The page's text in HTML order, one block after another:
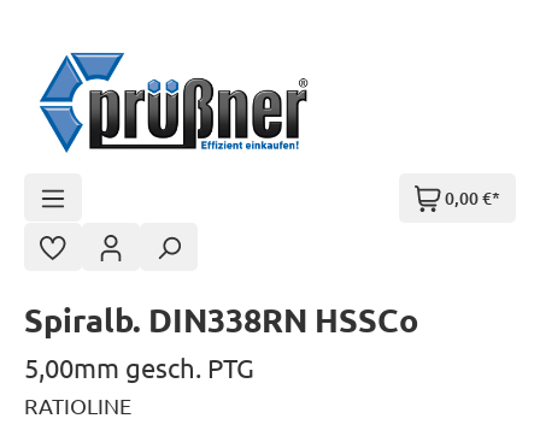
0,00 €*
Spiralb. DIN338RN HSSCo
5,00mm gesch. PTG
RATIOLINE